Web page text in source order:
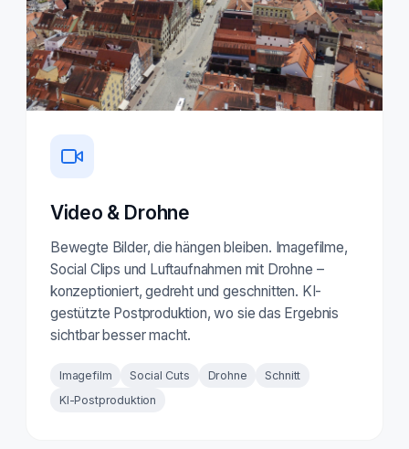
Video & Drohne
Bewegte Bilder, die hängen bleiben. Imagefilme,
Social Clips und Luftaufnahmen mit Drohne –
konzeptioniert, gedreht und geschnitten. KI-
gestützte Postproduktion, wo sie das Ergebnis
sichtbar besser macht.
Imagefilm Social Cuts Drohne
Schnitt
KI-Postproduktion